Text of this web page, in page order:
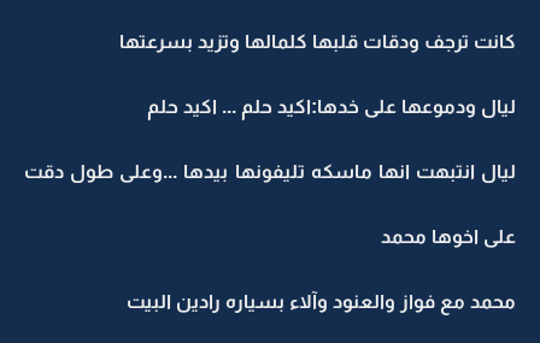
كانت ترجف ودقات قلبها كلمالها وتزيد بسرعتها
ليال ودموعها على خدها:اكيد حلم ... اكيد حلم
ليال انتبهت انها ماسكه تليفونها بيدها ...وعلى طول دقت
على اخوها محمد
محمد مع فواز والعنود وآلاء بسياره رادين البيت